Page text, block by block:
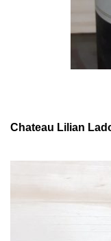
Chateau Lilian